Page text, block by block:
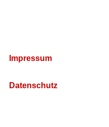
Impressum
Datenschutz